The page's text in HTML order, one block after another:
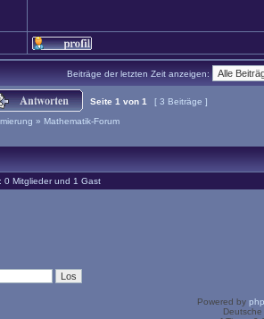
Beiträge der letzten Zeit anzeigen:
Seite 1 von 1
[ 3 Beiträge ]
» Mathematik-Forum
0 Mitglieder und 1 Gast
Powered by